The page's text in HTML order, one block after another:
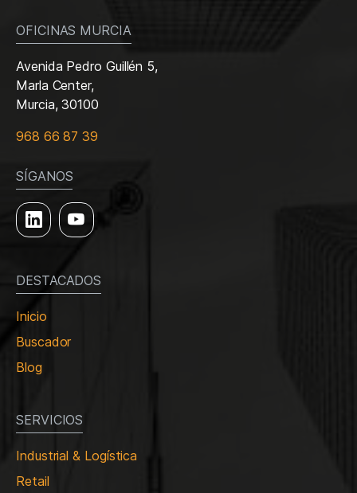
OFICINAS MURCIA
Avenida Pedro Guillén 5,
Marla Center,
Murcia, 30100
968 66 87 39
SÍGANOS
DESTACADOS
Inicio
Buscador
Blog
SERVICIOS
Industrial & Logística
Retail